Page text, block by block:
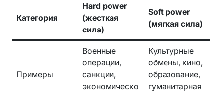
Категория
Hard power
(жесткая
сила)
Soft power
(мягкая сила)
Примеры
Военные
операции,
санкции,
экономическо
Культурные
обмены, кино,
образование,
гуманитарная